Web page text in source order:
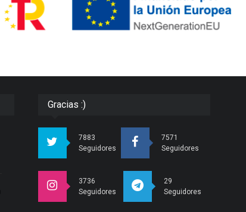
Gracias :)
7883
Seguidores
7571
Seguidores
3736
Seguidores
29
Seguidores